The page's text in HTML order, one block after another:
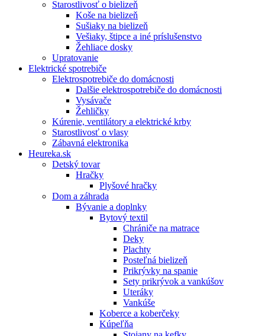
Starostlivosť o bielizeň
Koše na bielizeň
Sušiaky na bielizeň
Vešiaky, štipce a iné príslušenstvo
Žehliace dosky
Upratovanie
Elektrické spotrebiče
Elektrospotrebiče do domácnosti
Dalšie elektrospotrebiče do domácnosti
Vysávače
Žehličky
Kúrenie, ventilátory a elektrické krby
Starostlivosť o vlasy
Zábavná elektronika
Heureka.sk
Detský tovar
Hračky
Plyšové hračky
Dom a záhrada
Bývanie a doplnky
Bytový textil
Chrániče na matrace
Deky
Plachty
Posteľná bielizeň
Prikrývky na spanie
Sety prikrývok a vankúšov
Uteráky
Vankúše
Koberce a koberčeky
Kúpeľňa